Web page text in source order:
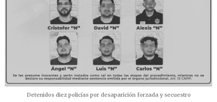
Detenidos diez policías por desaparición forzada y secuestro